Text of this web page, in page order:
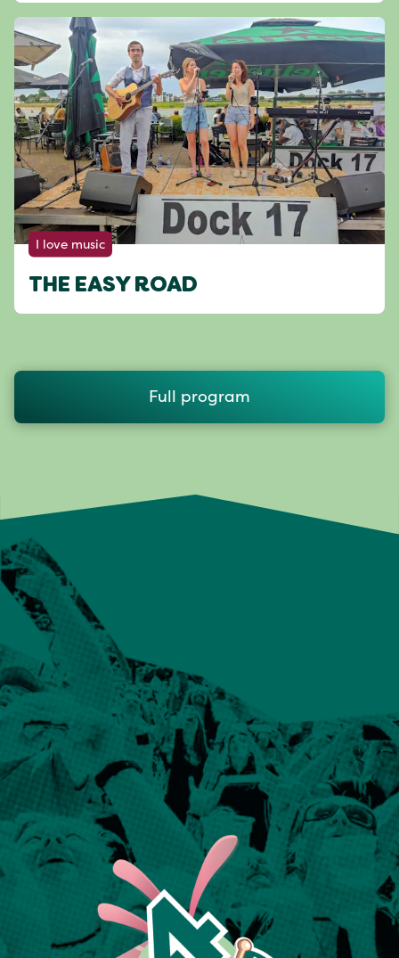
I love music
THE EASY ROAD
Full program